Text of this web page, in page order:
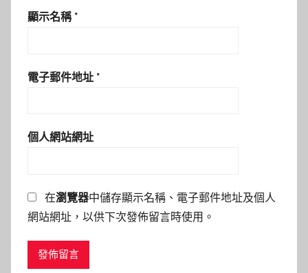
顯示名稱 *
電子郵件地址 *
個人網站網址
在瀏覽器中儲存顯示名稱、電子郵件地址及個人
網站網址，以供下次發佈留言時使用。